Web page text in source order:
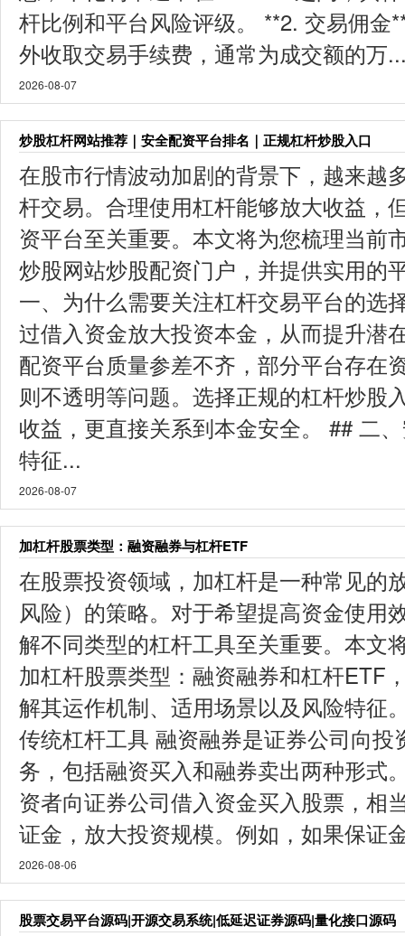
杆比例和平台风险评级。 **2. 交易佣金
外收取交易手续费，通常为成交额的万
2026-08-07
炒股杠杆网站推荐｜安全配资平台排名｜正规杠杆炒股入口
在股市行情波动加剧的背景下，越来越
杆交易。合理使用杠杆能够放大收益，
资平台至关重要。本文将为您梳理当前
炒股网站炒股配资门户，并提供实用的
一、为什么需要关注杠杆交易平台的选
过借入资金放大投资本金，从而提升潜
配资平台质量参差不齐，部分平台存在
则不透明等问题。选择正规的杠杆炒股
收益，更直接关系到本金安全。 ## 二
特征...
2026-08-07
加杠杆股票类型：融资融券与杠杆ETF
在股票投资领域，加杠杆是一种常见的
风险）的策略。对于希望提高资金使用
解不同类型的杠杆工具至关重要。本文
加杠杆股票类型：融资融券和杠杆ETF
解其运作机制、适用场景以及风险特征
传统杠杆工具 融资融券是证券公司向投
务，包括融资买入和融券卖出两种形式
资者向证券公司借入资金买入股票，相
证金，放大投资规模。例如，如果保证
2026-08-06
股票交易平台源码|开源交易系统|低延迟证券源码|量化接口源码